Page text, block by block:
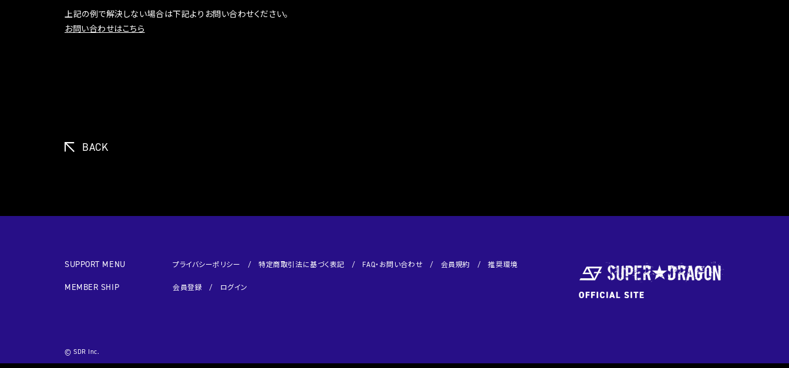
上記の例で解決しない場合は下記よりお問い合わせください。
お問い合わせはこちら
BACK
SUPPORT MENU プライバシーポリシー 特定商取引法に基づく表記 FAQ・お問い合わせ 会員規約 推奨環境
MEMBER SHIP 会員登録 ログイン
© SDR Inc.